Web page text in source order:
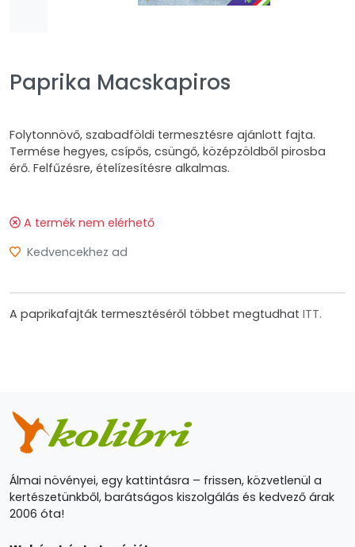
Paprika Macskapiros
Folytonnövő, szabadföldi termesztésre ajánlott fajta.
Termése hegyes, csípős, csüngő, középzöldből pirosba
érő. Felfűzésre, ételízesítésre alkalmas.
A termék nem elérhető
Kedvencekhez ad
A paprikafajták termesztéséről többet megtudhat ITT.
Álmai növényei, egy kattintásra – frissen, közvetlenül a
kertészetünkből, barátságos kiszolgálás és kedvező árak
2006 óta!